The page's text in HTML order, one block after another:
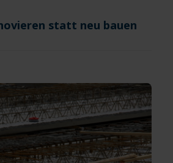
statt neu bauen